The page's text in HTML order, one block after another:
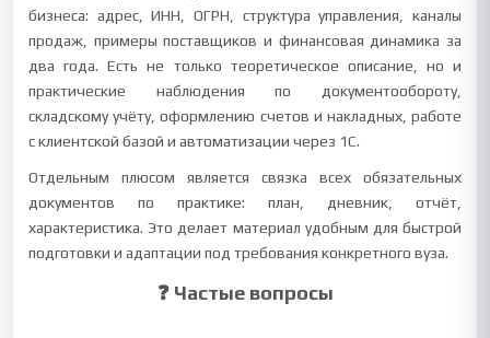
бизнеса: адрес, ИНН, ОГРН, структура управления, каналы
продаж, примеры поставщиков и финансовая динамика за
два года. Есть не только теоретическое описание, но и
практические наблюдения по документообороту,
складскому учёту, оформлению счетов и накладных, работе
с клиентской базой и автоматизации через 1С.
Отдельным плюсом является связка всех обязательных
документов по практике: план, дневник, отчёт,
характеристика. Это делает материал удобным для быстрой
подготовки и адаптации под требования конкретного вуза.
❓ Частые вопросы